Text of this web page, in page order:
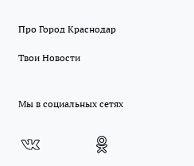
Про Город Краснодар
Твои Новости
Мы в социальных сетях